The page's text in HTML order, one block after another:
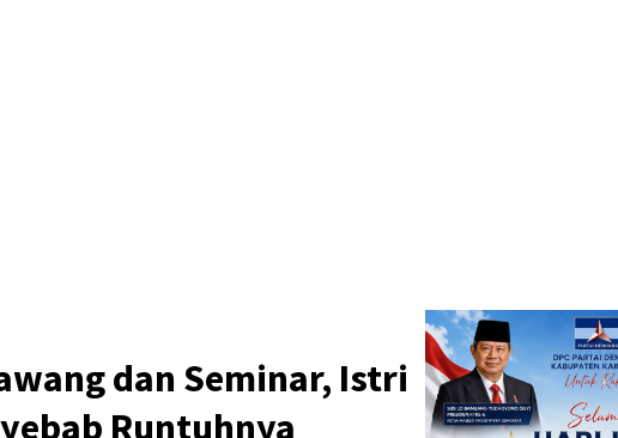
dan Seminar, Istri
Runtuhnya